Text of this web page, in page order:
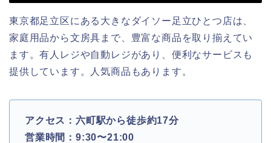
東京都足立区にある大きなダイソー足立ひとつ店は、
家庭用品から文房具まで、豊富な商品を取り揃えてい
ます。有人レジや自動レジがあり、便利なサービスも
提供しています。人気商品もあります。
アクセス：六町駅から徒歩約17分
営業時間：9:30〜21:00